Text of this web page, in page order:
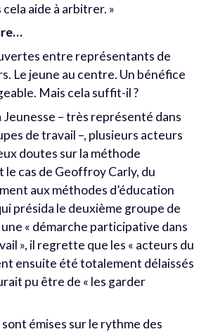
aide à arbitrer. »
entre représentants de
Le jeune au centre. Un bénéfice
Mais cela suffit-il ?
– très représenté dans
de travail –, plusieurs acteurs
doutes sur la méthode
le cas de Geoffroy Carly, du
aux méthodes d’éducation
présida le deuxième groupe de
une « démarche participative dans
», il regrette que les « acteurs du
ensuite été totalement délaissés
pu être de « les garder
émises sur le rythme des